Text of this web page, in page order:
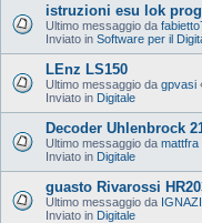
istruzioni esu lok
Ultimo messaggio da
Inviato in Software per il
LEnz LS150
Ultimo messaggio da gpvasi
Inviato in Digitale
Decoder Uhlenbrock
Ultimo messaggio da mattfra
Inviato in Digitale
guasto Rivarossi
Ultimo messaggio da
Inviato in Digitale